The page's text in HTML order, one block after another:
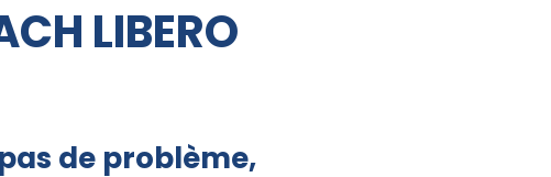
LIBERO
de problème,